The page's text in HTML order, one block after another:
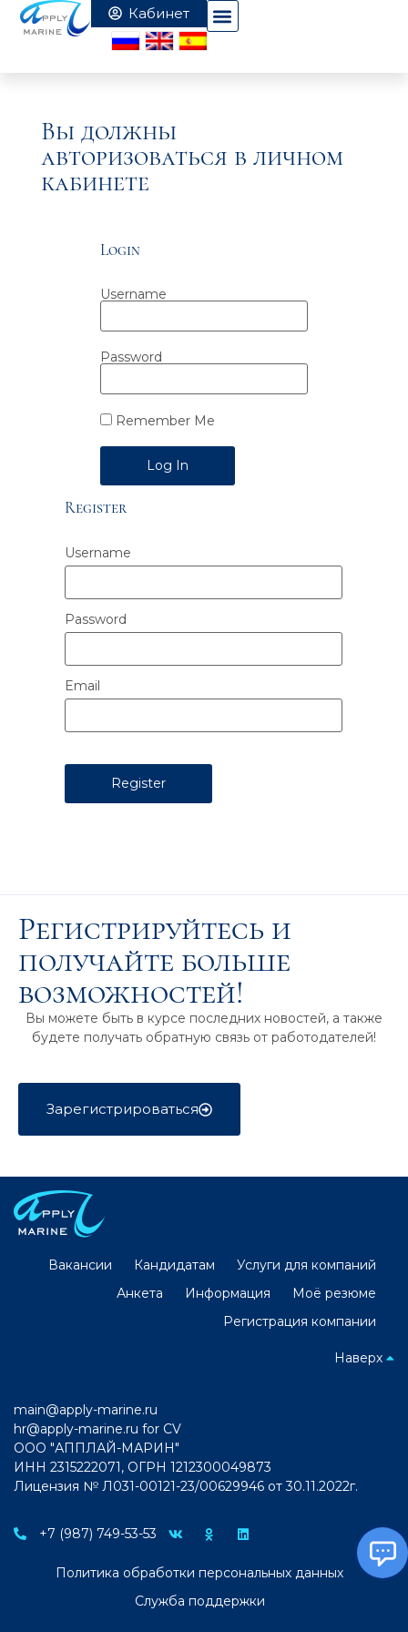
Вы должны
авторизоваться в личном
кабинете
Login
Username
Password
Remember Me
Alternative:
Register
Username
Password
Email
Регистрируйтесь и
получайте больше
возможностей!
Вы можете быть в курсе последних новостей, а также
будете получать обратную связь от работодателей!
Зарегистрироваться
Вакансии Кандидатам
Услуги для компаний
Анкета
Информация
Моё резюме
Регистрация компании
Наверх
main@apply-marine.ru
hr@apply-marine.ru for CV
ООО "АППЛАЙ-МАРИН"
ИНН 2315222071, ОГРН 1212300049873
Лицензия № Л031-00121-23/00629946 от 30.11.2022г.
+7 (987) 749-53-53
Политика обработки персональных данных
Служба поддержки